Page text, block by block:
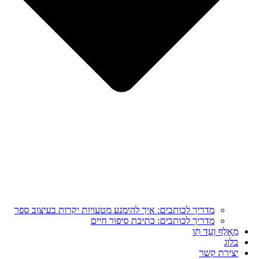
מדריך לכותבים: איך להימנע מטעויות יקרות בעיצוב ספר
מדריך לכותבים: כתיבת סיפור חיים
מֵאָלֶף וְעַד תָּו
בלוג
יצירת קשר